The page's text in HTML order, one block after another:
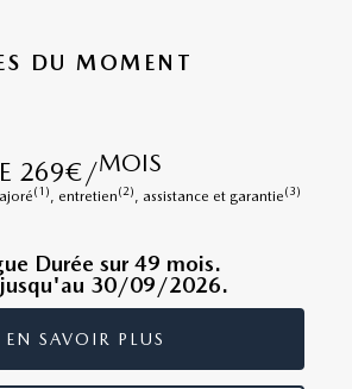
DU MOMENT
269€/MOIS
(1), entretien(2), assistance et garantie(3)
Durée sur 49 mois.
jusqu'au 30/09/2026.
EN SAVOIR PLUS